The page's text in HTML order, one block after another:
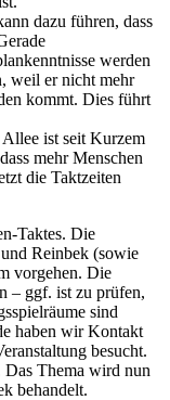
dazu führen, dass
werden
weil er nicht mehr
kommt. Dies führt
ist seit Kurzem
mehr Menschen
die Taktzeiten
Taktes. Die
Reinbek (sowie
vorgehen. Die
– ggf. ist zu prüfen,
sind
haben wir Kontakt
besucht.
Das Thema wird nun
behandelt.